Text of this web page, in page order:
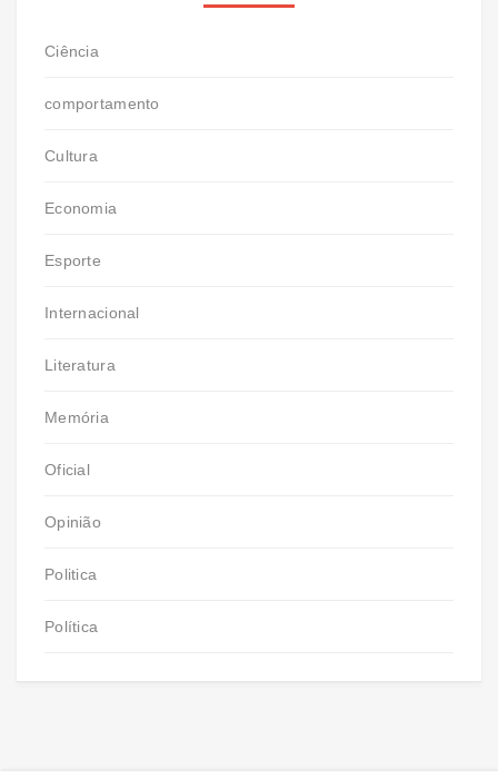
Ciência
comportamento
Cultura
Economia
Esporte
Internacional
Literatura
Memória
Oficial
Opinião
Politica
Política